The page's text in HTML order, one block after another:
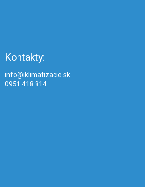
Kontakty:
info@iklimatizacie.sk
0951 418 814